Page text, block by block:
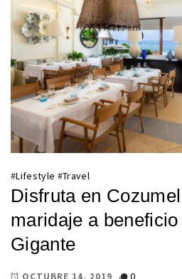
#Lifestyle #Travel
Disfruta en
maridaje a
Gigante
0